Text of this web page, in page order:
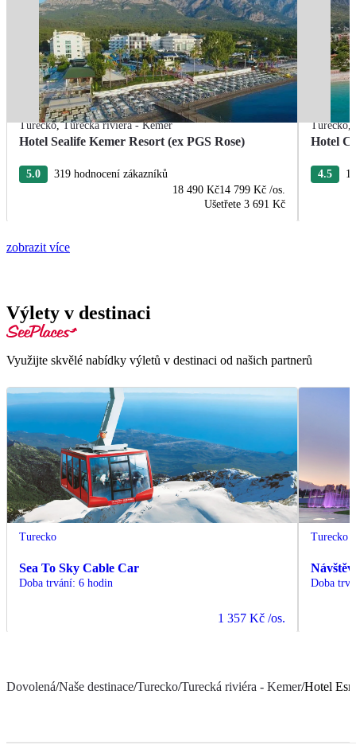
Turecko,Turecká riviéra - Kemer
Hotel Sealife Kemer Resort (ex PGS Rose)
5.0
319 hodnocení zákazníků
18 490 Kč14 799 Kč /os.
Ušetřete 3 691 Kč
Turecko,
Hotel
4.5
zobrazit více
Výlety v destinaci
Využijte skvělé nabídky výletů v destinaci od našich partnerů
Turecko
Sea To Sky Cable Car
Doba trvání: 6 hodin
1 357 Kč /os.
Turecko
Doba
Dovolená/Naše destinace/Turecko/Turecká riviéra - Kemer/Hotel